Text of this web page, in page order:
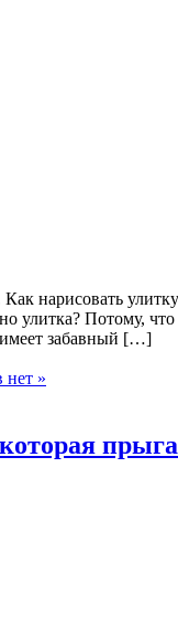
нарисовать
Потому, что
забавный […]
нет »